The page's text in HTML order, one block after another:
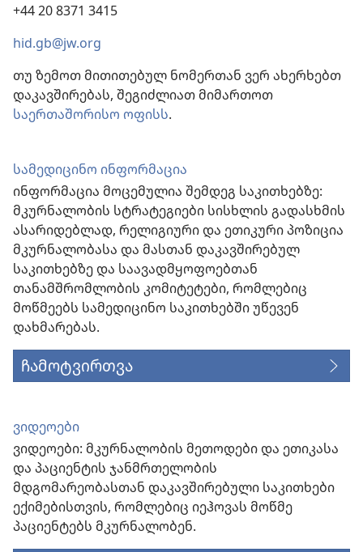
+44 20 8371 3415
hid.gb@jw.org
თუ ზემოთ მითითებულ ნომერთან ვერ ახერხებთ
დაკავშირებას, შეგიძლიათ მიმართოთ
საერთაშორისო ოფისს.
სამედიცინო ინფორმაცია
ინფორმაცია მოცემულია შემდეგ საკითხებზე:
მკურნალობის სტრატეგიები სისხლის გადასხმის
ასარიდებლად, რელიგიური და ეთიკური პოზიცია
მკურნალობასა და მასთან დაკავშირებულ
საკითხებზე და საავადმყოფოებთან
თანამშრომლობის კომიტეტები, რომლებიც
მოწმეებს სამედიცინო საკითხებში უწევენ
დახმარებას.
ჩამოტვირთვა
ვიდეოები
ვიდეოები: მკურნალობის მეთოდები და ეთიკასა
და პაციენტის ჯანმრთელობის
მდგომარეობასთან დაკავშირებული საკითხები
ექიმებისთვის, რომლებიც იეჰოვას მოწმე
პაციენტებს მკურნალობენ.